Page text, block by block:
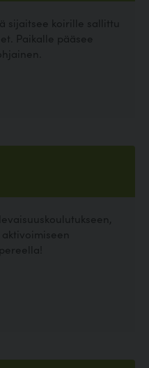
sijaitsee koirille sallittu
Paikalle pääsee